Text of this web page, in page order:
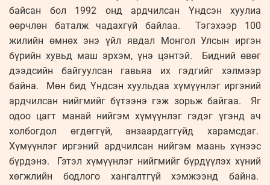
байсан бол 1992 онд ардчилсан Үндсэн хуулиа
өөрчлөн баталж чадахгүй байлаа. Тэгэхээр 100
жилийн өмнөх энэ үйл явдал Монгол Улсын иргэн
бүрийн хувьд маш эрхэм, үнэ цэнтэй. Бидний өвөг
дээдсийн байгуулсан гавьяа их гэдгийг хэлмээр
байна. Мөн бид Үндсэн хуульдаа хүмүүнлэг иргэний
ардчилсан нийгмийг бүтээнэ гэж зорьж байгаа. Яг
одоо цагт манай нийгэм хүмүүнлэг гэдэг үгэнд ач
холбогдол өгдөггүй, анзаардаггүйд харамсдаг.
Хүмүүнлэг иргэний ардчилсан нийгэм маань хүнээс
бүрдэнэ. Гэтэл хүмүүнлэг нийгмийг бүрдүүлэх хүний
хөгжлийн бодлого хангалтгүй хэмжээнд байна.